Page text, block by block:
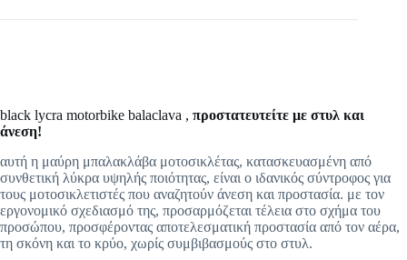
black lycra motorbike balaclava , προστατευτείτε με στυλ και
άνεση!
αυτή η μαύρη μπαλακλάβα μοτοσικλέτας, κατασκευασμένη από
συνθετική λύκρα υψηλής ποιότητας, είναι ο ιδανικός σύντροφος για
τους μοτοσικλετιστές που αναζητούν άνεση και προστασία. με τον
εργονομικό σχεδιασμό της, προσαρμόζεται τέλεια στο σχήμα του
προσώπου, προσφέροντας αποτελεσματική προστασία από τον αέρα,
τη σκόνη και το κρύο, χωρίς συμβιβασμούς στο στυλ.